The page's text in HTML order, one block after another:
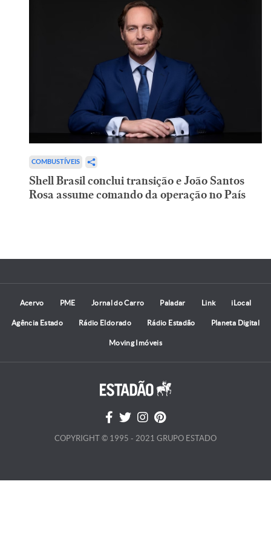
COMBUSTÍVEIS
Shell Brasil conclui transição e João Santos
Rosa assume comando da operação no País
Acervo PME Jornal do Carro Paladar Link iLocal
Agência Estado Rádio Eldorado Rádio Estadão Planeta Digital
Moving Imóveis
COPYRIGHT © 1995 - 2021 GRUPO ESTADO